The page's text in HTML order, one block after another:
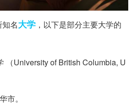
名大学 ，以下是部分主要大学的
（University of British Columbia, U
市。